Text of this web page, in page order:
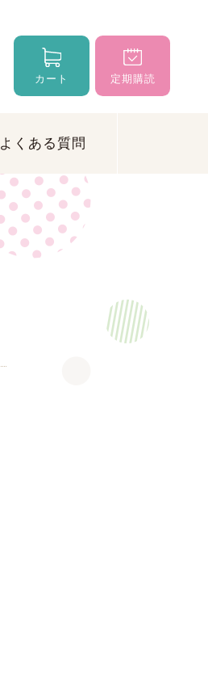
カート 定期購読
よくある質問